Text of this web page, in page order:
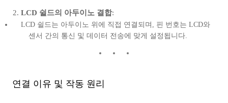
LCD 쉴드의 아두이노 결합:
LCD 쉴드는 아두이노 위에 직접 연결되며, 핀 번호는 LCD와
센서 간의 통신 및 데이터 전송에 맞게 설정됩니다.
연결 이유 및 작동 원리